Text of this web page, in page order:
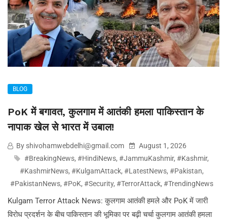
BLOG
PoK में बगावत, कुलगाम में आतंकी हमला पाकिस्तान के
नापाक खेल से भारत में उबाल!
By shivohamwebdelhi@gmail.com
August 1, 2026
#BreakingNews, #HindiNews, #JammuKashmir, #Kashmir,
#KashmirNews, #KulgamAttack, #LatestNews, #Pakistan,
#PakistanNews, #PoK, #Security, #TerrorAttack, #TrendingNews
Kulgam Terror Attack News: कुलगाम आतंकी हमले और PoK में जारी
विरोध प्रदर्शन के बीच पाकिस्तान की भूमिका पर बढ़ी चर्चा कुलगाम आतंकी हमला